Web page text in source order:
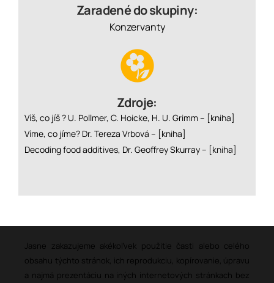
Zaradené do skupiny:
Konzervanty
Zdroje:
Víš, co jíš ? U. Pollmer, C. Hoicke, H. U. Grimm – [kniha]
Víme, co jíme? Dr. Tereza Vrbová – [kniha]
Decoding food additives, Dr. Geoffrey Skurray – [kniha]
Jasne zakazujeme akékoľvek použitie časti alebo celého
obsahu týchto stránok, ich reprodukciu, kopírovanie, úpravu
a najmä prezentáciu na iných internetových stránkach bez